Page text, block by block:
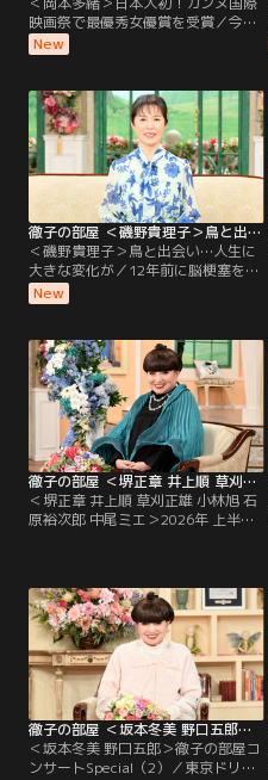
映画祭で最優秀女優賞を受賞／今日
のゲストは、モデル・俳優として世
界で活躍する岡本多緒さん。映画
初となるカンヌ国際映画祭の最優秀
女優賞を受賞する快挙を成し遂げ
た。パリ、ニューヨーク、ミラノ、
ロンドンの世界4大コレクションで
活躍するトップモデルだが…。
New
徹子の部屋 ＜磯野貴理子＞鳥と出会い…人生に大きな変化が（2026/07/31放送分）
＜磯野貴理子＞鳥と出会い…人生に
大きな変化が／12年前に脳梗塞を経
験した磯野貴理子さん、今回は黒柳
と「楽しい話をしたい」と番組を訪
きになったことで、鳥の写真を撮ろ
うとカメラを始め、その写真を発表
するためにSNSも。そして様々な鳥
を観察するため、登山を始めるな
ど、人生が豊かになったと語る。ま
た、昨年は「終活」を始め…。
New
徹子の部屋 ＜堺正章 井上順 草刈正雄 小林旭 石原裕次郎 中尾ミエ＞2026年 上半期傑作選（3）（2026/07/29放送分）
＜堺正章 井上順 草刈正雄 小林旭 石
原裕次郎 中尾ミエ＞2026年 上半期
名コンビ！60年来の友人、堺正章さ
んと井上順さんの出会いは10代。初
対面では…！？草刈正雄さんは、顔
も知らなかったアメリカ人のお父様
の消息を求めて渡米したお話を。
徹子の部屋 ＜坂本冬美 野口五郎＞徹子の部屋コンサートSpecial（2）（2026/07/27放送分）
＜坂本冬美 野口五郎＞徹子の部屋コ
ンサートSpecial（2）／東京ドリー